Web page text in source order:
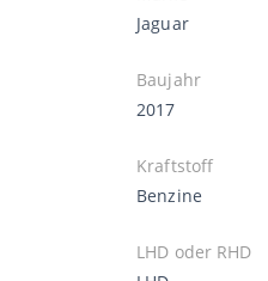
Jaguar
Baujahr
2017
Kraftstoff
Benzine
LHD oder RHD